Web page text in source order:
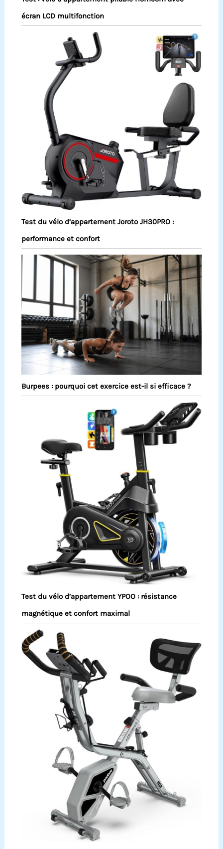
écran LCD multifonction
Test du vélo d’appartement Joroto JH30PRO :
performance et confort
Burpees : pourquoi cet exercice est-il si efficace ?
Test du vélo d’appartement YPOO : résistance
magnétique et confort maximal